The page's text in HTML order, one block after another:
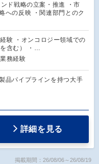
ド戦略の立案・推進 ・市
への反映 ・関連部門とのク
験 ・オンコロジー領域での
含む） ・…
務経験
品パイプラインを持つ大手
詳細を見る
掲載期間：26/08/06～26/08/19